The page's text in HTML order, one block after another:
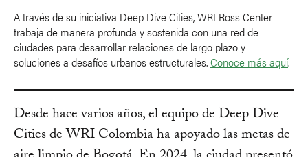
A través de su iniciativa Deep Dive Cities, WRI Ross Center
trabaja de manera profunda y sostenida con una red de
ciudades para desarrollar relaciones de largo plazo y
soluciones a desafíos urbanos estructurales.Conoce más aquí.
Desde hace varios años, el equipo de Deep Dive
Cities de WRI Colombia ha apoyado las metas de